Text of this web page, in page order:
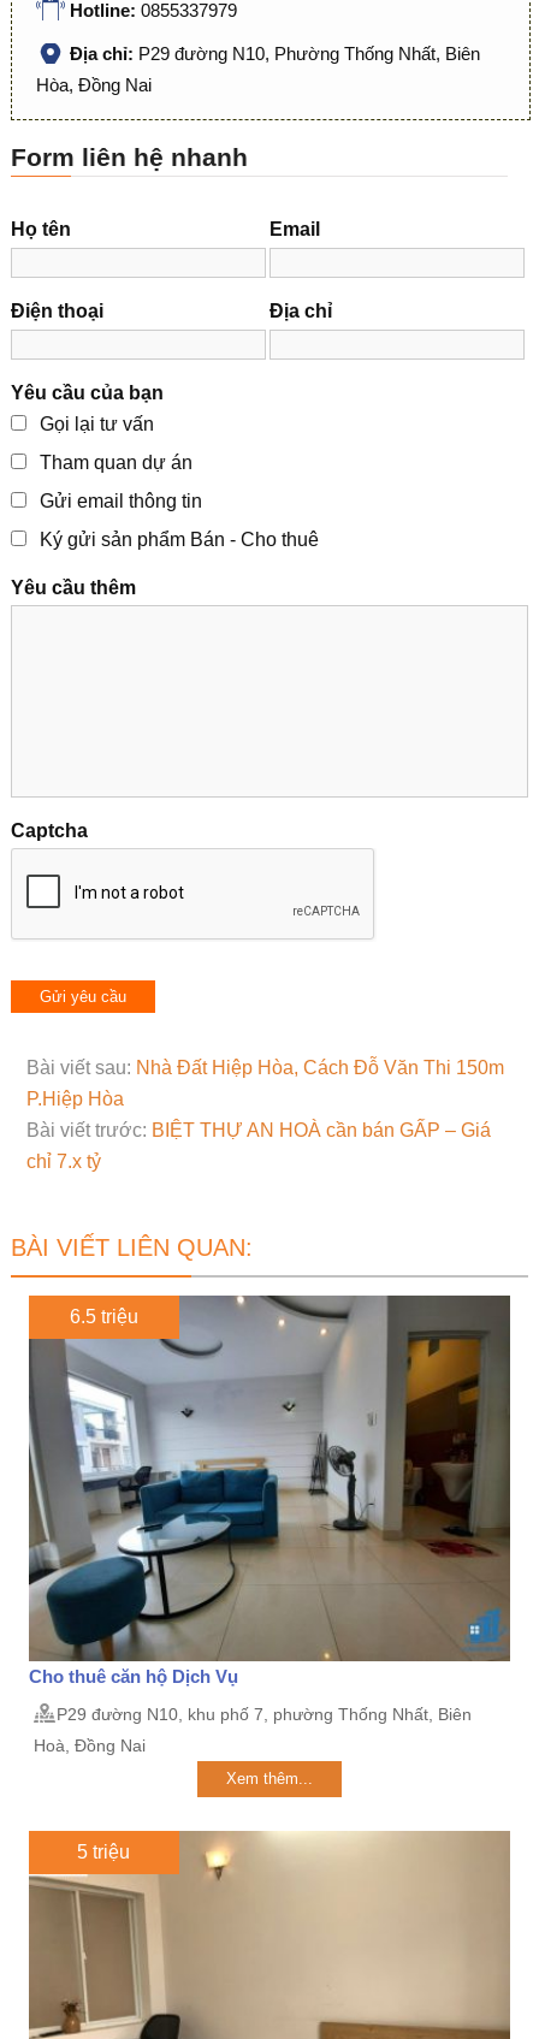
Hotline: 0855337979
Địa chỉ: P29 đường N10, Phường Thống Nhất, Biên
Hòa, Đồng Nai
Form liên hệ nhanh
Họ tên Email
Điện thoại Địa chỉ
Yêu cầu của bạn
Gọi lại tư vấn
Tham quan dự án
Gửi email thông tin
Ký gửi sản phẩm Bán - Cho thuê
Yêu cầu thêm
Captcha
Bài viết sau: Nhà Đất Hiệp Hòa, Cách Đỗ Văn Thi 150m
P.Hiệp Hòa
Bài viết trước: BIỆT THỰ AN HOÀ cần bán GẤP – Giá
chỉ 7.x tỷ
BÀI VIẾT LIÊN QUAN:
6.5 triệu
Cho thuê căn hộ Dịch Vụ
P29 đường N10, khu phố 7, phường Thống Nhất, Biên
Hoà, Đồng Nai
Xem thêm...
5 triệu